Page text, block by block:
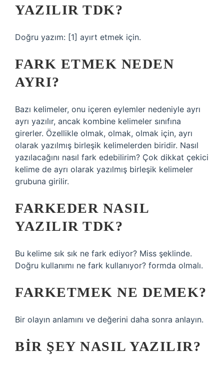
YAZILIR TDK?
Doğru yazım: [1] ayırt etmek için.
FARK ETMEK NEDEN
AYRI?
Bazı kelimeler, onu içeren eylemler nedeniyle ayrı
ayrı yazılır, ancak kombine kelimeler sınıfına
girerler. Özellikle olmak, olmak, olmak için, ayrı
olarak yazılmış birleşik kelimelerden biridir. Nasıl
yazılacağını nasıl fark edebilirim? Çok dikkat çekici
kelime de ayrı olarak yazılmış birleşik kelimeler
grubuna girilir.
FARKEDER NASIL
YAZILIR TDK?
Bu kelime sık sık ne fark ediyor? Miss şeklinde.
Doğru kullanımı ne fark kullanıyor? formda olmalı.
FARKETMEK NE DEMEK?
Bir olayın anlamını ve değerini daha sonra anlayın.
BIR ŞEY NASIL YAZILIR?